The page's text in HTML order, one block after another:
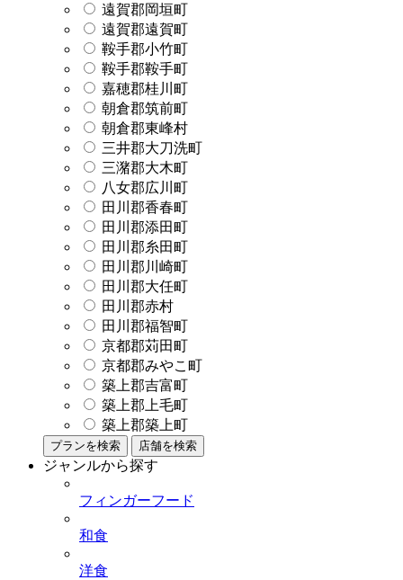
遠賀郡岡垣町
遠賀郡遠賀町
鞍手郡小竹町
鞍手郡鞍手町
嘉穂郡桂川町
朝倉郡筑前町
朝倉郡東峰村
三井郡大刀洗町
三潴郡大木町
八女郡広川町
田川郡香春町
田川郡添田町
田川郡糸田町
田川郡川崎町
田川郡大任町
田川郡赤村
田川郡福智町
京都郡苅田町
京都郡みやこ町
築上郡吉富町
築上郡上毛町
築上郡築上町
プランを検索 店舗を検索
ジャンルから探す
フィンガーフード
和食
洋食